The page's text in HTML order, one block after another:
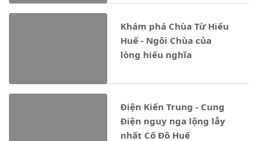
Khám phá Chùa Từ Hiếu
Huế - Ngôi Chùa của
lòng hiếu nghĩa
Điện Kiến Trung - Cung
Điện nguy nga lộng lẫy
nhất Cố Đô Huế